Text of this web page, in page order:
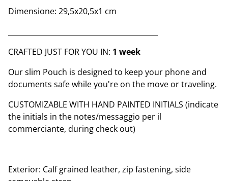
Dimensione: 29,5x20,5x1 cm
CRAFTED JUST FOR YOU IN: 1 week
Our slim Pouch is designed to keep your phone and
documents safe while you're on the move or traveling.
CUSTOMIZABLE WITH HAND PAINTED INITIALS (indicate
the initials in the notes/messaggio per il
commerciante, during check out)
Exterior: Calf grained leather, zip fastening, side